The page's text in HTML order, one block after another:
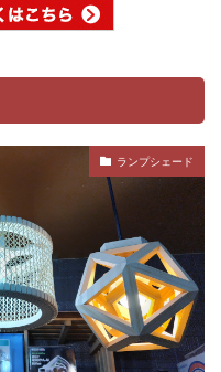
ランプシェード